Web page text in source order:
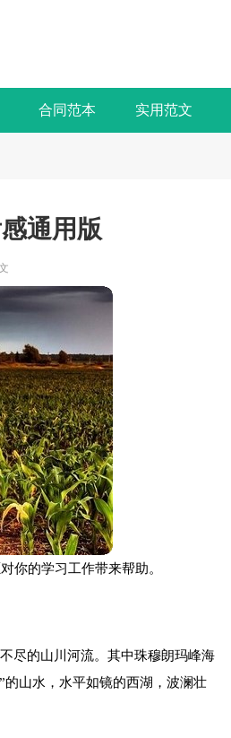
合同范本 实用范文
通用版
你的学习工作带来帮助。
尽的山川河流。其中珠穆朗玛峰海
山水，水平如镜的西湖，波澜壮